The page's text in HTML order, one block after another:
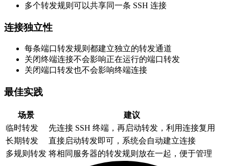
多个转发规则可以共享同一条 SSH 连接
连接独立性
每条端口转发规则都建立独立的转发通道
关闭终端连接不会影响正在运行的端口转发
关闭端口转发也不会影响终端连接
最佳实践
场景
建议
临时转发
先连接 SSH 终端，再启动转发，利用连接复用
长期转发
直接启动转发即可，系统会自动建立连接
多规则转发 将相同服务器的转发规则放在一起，便于管理